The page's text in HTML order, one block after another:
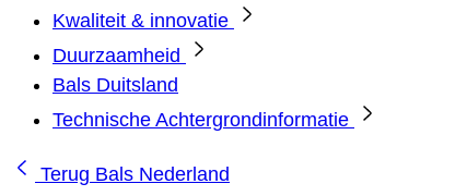
Kwaliteit & innovatie
Duurzaamheid
Bals Duitsland
Technische Achtergrondinformatie
Terug Bals Nederland